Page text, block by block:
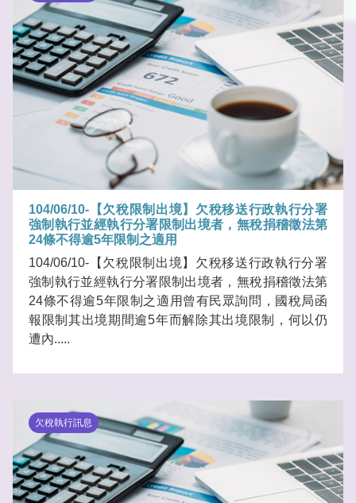
104/06/10-【欠稅限制出境】欠稅移送行政執行分署
強制執行並經執行分署限制出境者，無稅捐稽徵法第
24條不得逾5年限制之適用
104/06/10-【欠稅限制出境】欠稅移送行政執行分署
強制執行並經執行分署限制出境者，無稅捐稽徵法第
24條不得逾5年限制之適用曾有民眾詢問，國稅局函
報限制其出境期間逾5年而解除其出境限制，何以仍
遭內.....
欠稅執行訊息